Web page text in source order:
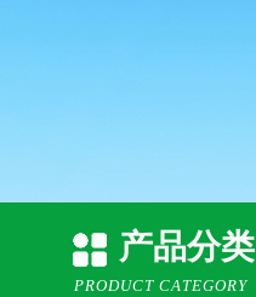
产品分类
PRODUCT CATEGORY